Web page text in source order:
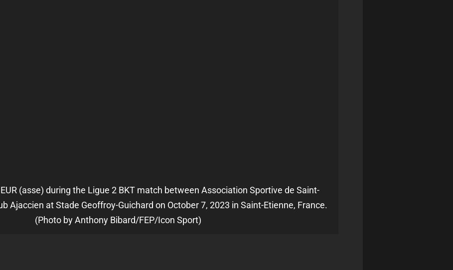
(asse) during the Ligue 2 BKT match between Association Sportive de Saint-
Ajaccien at Stade Geoffroy-Guichard on October 7, 2023 in Saint-Etienne, France.
(Photo by Anthony Bibard/FEP/Icon Sport)